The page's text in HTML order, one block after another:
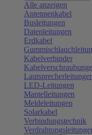
Alle anzeigen
Antennenkabel
Busleitungen
Datenleitungen
Erdkabel
Kabelverbinder
LED-Leitungen
Mantelleitungen
Meldeleitungen
Solarkabel
Verbindungstechnik